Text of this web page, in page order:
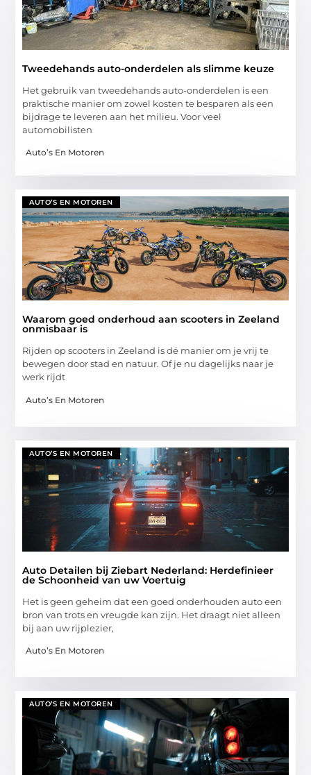
Tweedehands auto-onderdelen als slimme keuze
Het gebruik van tweedehands auto-onderdelen is een
praktische manier om zowel kosten te besparen als een
bijdrage te leveren aan het milieu. Voor veel
automobilisten
Auto’s En Motoren
AUTO’S EN MOTOREN
Waarom goed onderhoud aan scooters in Zeeland
onmisbaar is
Rijden op scooters in Zeeland is dé manier om je vrij te
bewegen door stad en natuur. Of je nu dagelijks naar je
werk rijdt
Auto’s En Motoren
AUTO’S EN MOTOREN
Auto Detailen bij Ziebart Nederland: Herdefinieer
de Schoonheid van uw Voertuig
Het is geen geheim dat een goed onderhouden auto een
bron van trots en vreugde kan zijn. Het draagt niet alleen
bij aan uw rijplezier,
Auto’s En Motoren
AUTO’S EN MOTOREN